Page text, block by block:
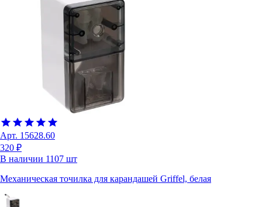
Арт. 15628.60
320 ₽
В наличии 1107 шт
Механическая точилка для карандашей Griffel, белая